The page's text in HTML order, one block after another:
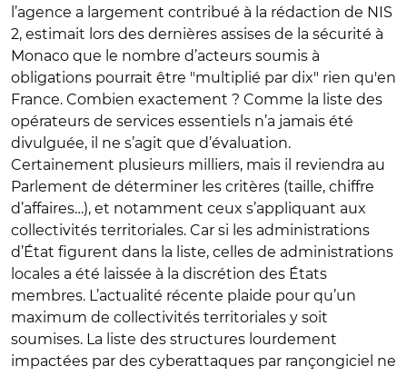
l’agence a largement contribué à la rédaction de NIS
2, estimait lors des dernières assises de la sécurité à
Monaco que le nombre d’acteurs soumis à
obligations pourrait être "multiplié par dix" rien qu'en
France. Combien exactement ? Comme la liste des
opérateurs de services essentiels n’a jamais été
divulguée, il ne s’agit que d’évaluation.
Certainement plusieurs milliers, mais il reviendra au
Parlement de déterminer les critères (taille, chiffre
d’affaires…), et notamment ceux s’appliquant aux
collectivités territoriales. Car si les administrations
d’État figurent dans la liste, celles de administrations
locales a été laissée à la discrétion des États
membres. L’actualité récente plaide pour qu’un
maximum de collectivités territoriales y soit
soumises. La liste des structures lourdement
impactées par des cyberattaques par rançongiciel ne